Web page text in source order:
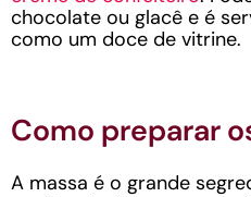
chocolate ou glacê e é
como um doce de vitrine.
Como preparar
A massa é o grande